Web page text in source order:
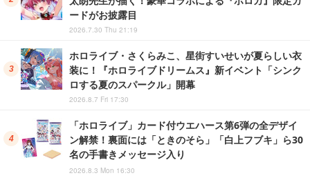
ードがお披露目
2026.7.30 Thu 21:19
ホロライブ・さくらみこ、星街すいせいが夏らしい衣
装に！『ホロライブドリームス』新イベント「シンク
ロする夏のスパークル」開幕
2026.8.7 Fri 17:30
「ホロライブ」カード付ウエハース第6弾の全デザイ
ン解禁！裏面には「ときのそら」「白上フブキ」ら30
名の手書きメッセージ入り
2026.8.3 Mon 16:30